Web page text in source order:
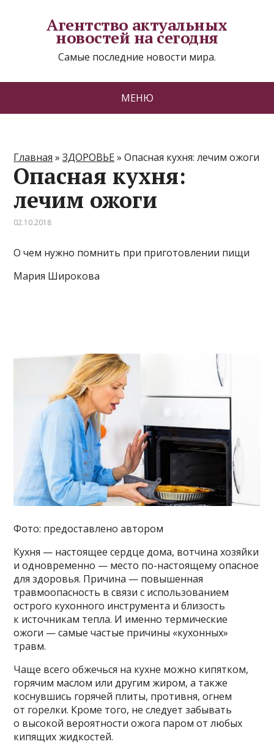
Агентство актуальных
новостей на сегодня
Самые последние новости мира.
МЕНЮ
Главная »ЗДОРОВЬЕ»Опасная кухня: лечим ожоги
Опасная кухня:
лечим ожоги
02.10.2018
О чем нужно помнить при приготовлении пищи
Мария Широкова
Фото: предоставлено автором
Кухня — настоящее сердце дома, вотчина хозяйки
и одновременно — место по-настоящему опасное
для здоровья. Причина — повышенная
травмоопасность в связи с использованием
острого кухонного инструмента и близость
к источникам тепла. И именно термические
ожоги — самые частые причины «кухонных»
травм.
Чаще всего обжечься на кухне можно кипятком,
горячим маслом или другим жиром, а также
коснувшись горячей плиты, противня, огнем
от горелки. Кроме того, не следует забывать
о высокой вероятности ожога паром от любых
кипящих жидкостей.